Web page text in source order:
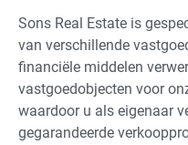
Sons Real Estate is
van verschillende
financiële middelen
vastgoedobjecten voor
waardoor u als eigenaar
gegarandeerde